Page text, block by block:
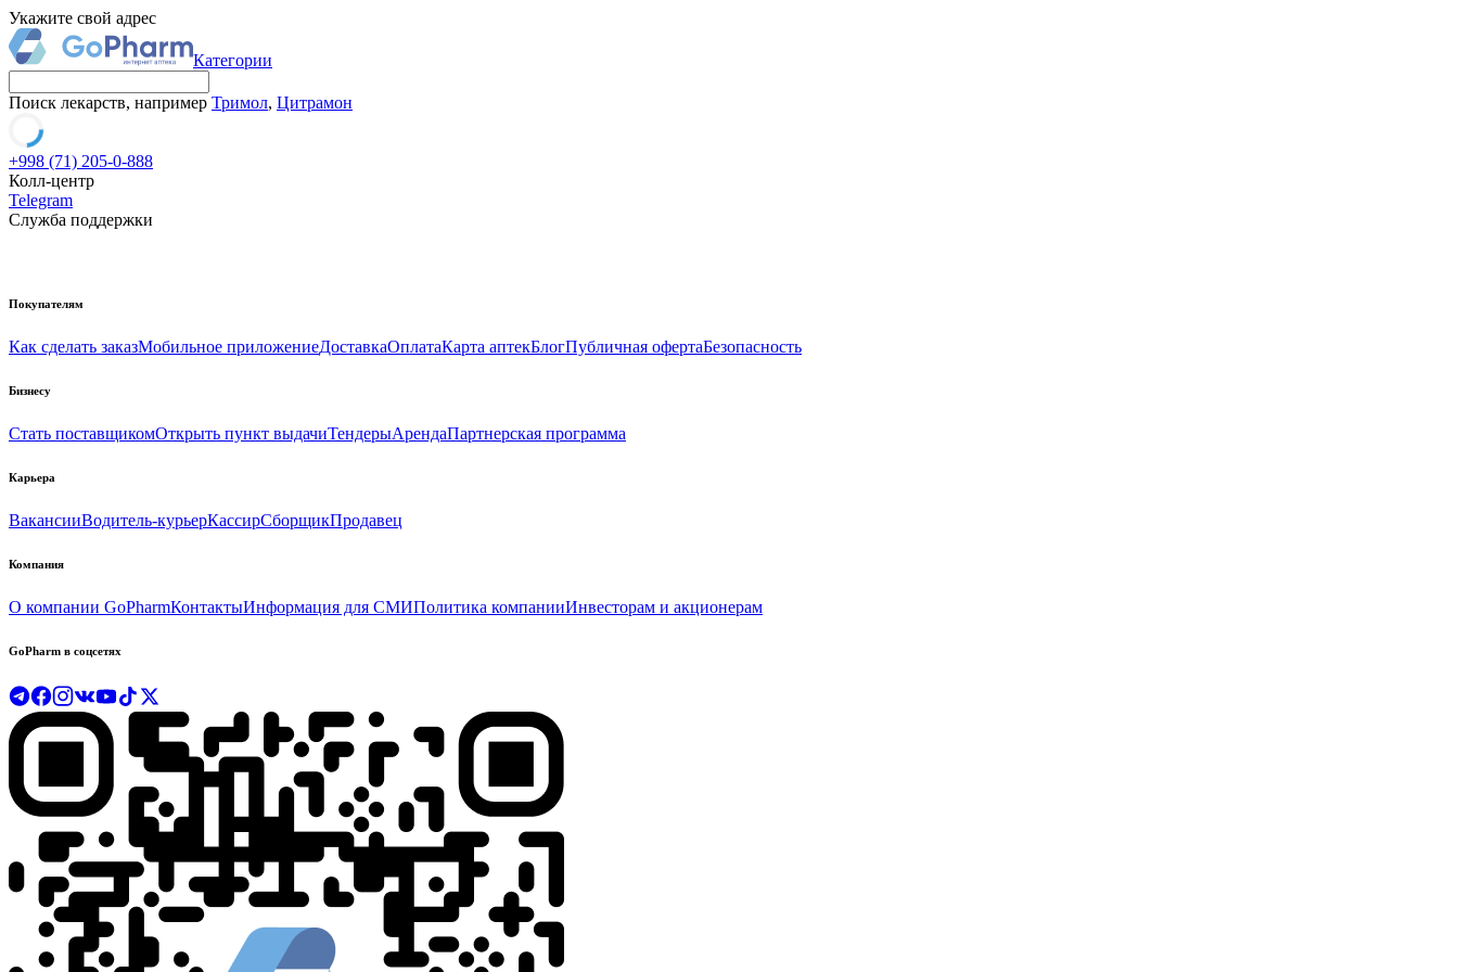
Укажите свой адрес
Категории
Поиск лекарств, например Тримол, Цитрамон
+998 (71) 205-0-888
Колл-центр
Telegram
Служба поддержки
Покупателям
Как сделать заказМобильное приложениеДоставкаОплатаКарта аптекБлогПубличная офертаБезопасность
Бизнесу
Стать поставщикомОткрыть пункт выдачиТендерыАрендаПартнерская программа
Карьера
ВакансииВодитель-курьерКассирСборщикПродавец
Компания
О компании GoPharmКонтактыИнформация для СМИПолитика компанииИнвесторам и акционерам
GoPharm в соцсетях